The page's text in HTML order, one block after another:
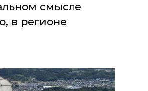
смысле
в регионе